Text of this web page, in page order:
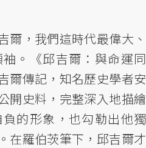
爾，我們這時代最偉大、
。《邱吉爾：與命運同
爾傳記，知名歷史學者安
開史料，完整深入地描繪
的形象，也勾勒出他獨
在羅伯茨筆下，邱吉爾才